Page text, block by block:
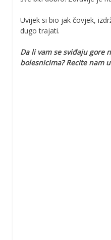
Uvijek si bio jak čovjek,
dugo trajati.
Da li vam se sviđaju gore
bolesnicima? Recite nam